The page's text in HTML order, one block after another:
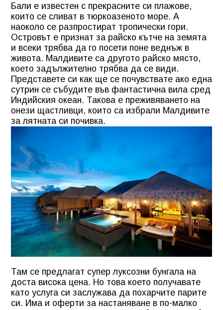
Бали е известен с прекрасните си плажове,
които се сливат в тюркоазеното море. А
наоколо се разпростират тропически гори.
Островът е признат за райско кътче на земята
и всеки трябва да го посети поне веднъж в
живота. Малдивите са другото райско място,
което задължително трябва да се види.
Представете си как ще се почувствате ако една
сутрин се събудите във фантастична вила сред
Индийския океан. Такова е преживяването на
онези щастливци, които са избрали Малдивите
за лятната си почивка.
Там се предлагат супер луксозни бунгала на
доста висока цена. Но това което получавате
като услуга си заслужава да похарчите парите
си. Има и оферти за настаняване в по-малко